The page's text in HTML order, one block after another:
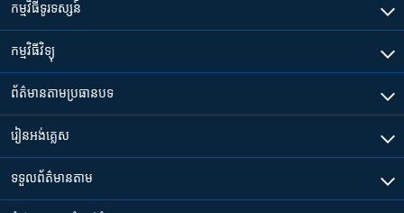
កម្មវិធី​ទូរទស្សន៍
កម្មវិធី​វិទ្យុ
ព័ត៌មាន​តាមប្រធានបទ​
រៀន​​អង់គ្លេស
ទទួល​ព័ត៌មាន​តាម